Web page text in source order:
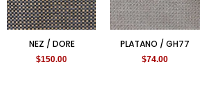
NEZ / DORE
$150.00
PLATANO / GH77
$74.00